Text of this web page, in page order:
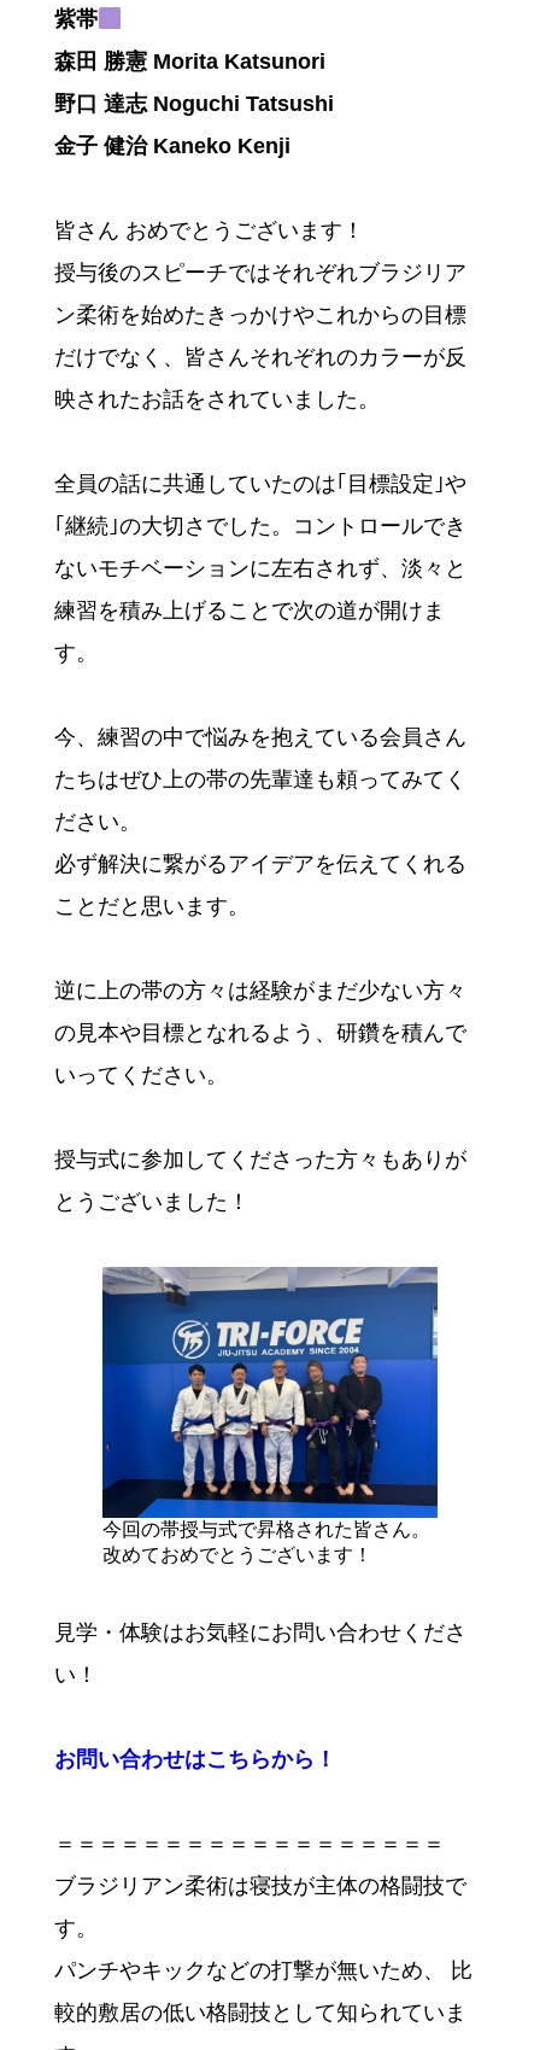
紫帯
森田 勝憲 Morita Katsunori
野口 達志 Noguchi Tatsushi
金子 健治 Kaneko Kenji
皆さん おめでとうございます！
授与後のスピーチではそれぞれブラジリア
ン柔術を始めたきっかけやこれからの目標
だけでなく、皆さんそれぞれのカラーが反
映されたお話をされていました。
全員の話に共通していたのは｢目標設定｣や
｢継続｣の大切さでした。コントロールでき
ないモチベーションに左右されず、淡々と
練習を積み上げることで次の道が開けま
す。
今、練習の中で悩みを抱えている会員さん
たちはぜひ上の帯の先輩達も頼ってみてく
ださい。
必ず解決に繋がるアイデアを伝えてくれる
ことだと思います。
逆に上の帯の方々は経験がまだ少ない方々
の見本や目標となれるよう、研鑽を積んで
いってください。
授与式に参加してくださった方々もありが
とうございました！
今回の帯授与式で昇格された皆さん。
改めておめでとうございます！
見学・体験はお気軽にお問い合わせくださ
い！
お問い合わせはこちらから！
＝＝＝＝＝＝＝＝＝＝＝＝＝＝＝＝＝＝
ブラジリアン柔術は寝技が主体の格闘技で
す。
パンチやキックなどの打撃が無いため、 比
較的敷居の低い格闘技として知られていま